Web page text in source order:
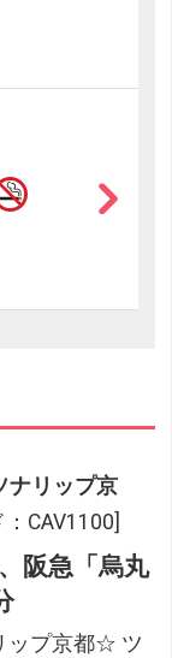
ナリップ京
CAV1100]
阪急「烏丸
ップ京都☆ ツ